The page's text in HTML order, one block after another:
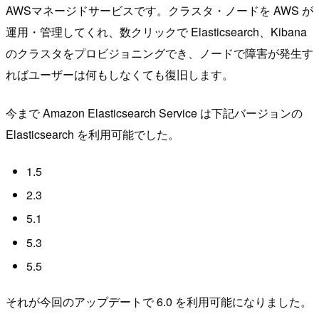
AWSマネージドサービスです。クラスタ・ノードを AWS が
運用・管理してくれ、数クリックで Elasticsearch、Kibana
のクラスタをプロビジョニングでき、ノードで障害が発生す
ればユーザーは何もしなくても復旧します。
今まで Amazon Elasticsearch Service は下記バージョンの
Elasticsearch を利用可能でした。
1.5
2.3
5.1
5.3
5.5
それが今回のアップデートで 6.0 を利用可能になりました。